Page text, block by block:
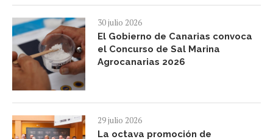
30 julio 2026
El Gobierno de Canarias convoca
el Concurso de Sal Marina
Agrocanarias 2026
29 julio 2026
La octava promoción de